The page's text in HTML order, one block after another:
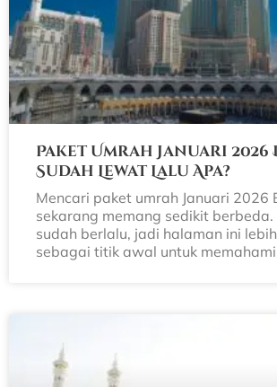
Paket Umrah Januari 2026
Sudah Lewat Lalu Apa?
Mencari paket umrah Januari 2026
sekarang memang sedikit berbeda.
sudah berlalu, jadi halaman ini
sebagai titik awal untuk